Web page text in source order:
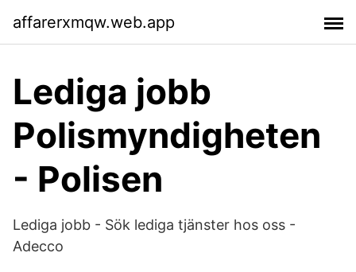
affarerxmqw.web.app
Lediga jobb
Polismyndigheten
- Polisen
Lediga jobb - Sök lediga tjänster hos oss -
Adecco